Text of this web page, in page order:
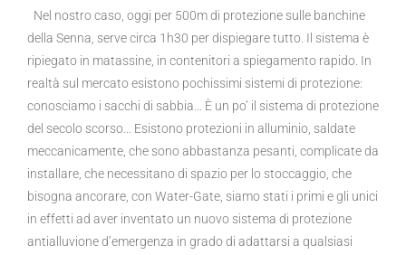
Nel nostro caso, oggi per 500m di protezione sulle banchine
della Senna, serve circa 1h30 per dispiegare tutto. Il sistema è
ripiegato in matassine, in contenitori a spiegamento rapido. In
realtà sul mercato esistono pochissimi sistemi di protezione:
conosciamo i sacchi di sabbia… È un po’ il sistema di protezione
del secolo scorso… Esistono protezioni in alluminio, saldate
meccanicamente, che sono abbastanza pesanti, complicate da
installare, che necessitano di spazio per lo stoccaggio, che
bisogna ancorare, con Water-Gate, siamo stati i primi e gli unici
in effetti ad aver inventato un nuovo sistema di protezione
antialluvione d’emergenza in grado di adattarsi a qualsiasi